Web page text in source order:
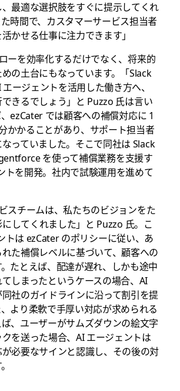
最適な選択肢をすぐに提示してくれ
時間で、カスタマーサービス担当者
かせる仕事に注力できます」
ーを効率化するだけでなく、将来的
の土台にもなっています。「Slack
ージェントを活用した働き方へ、
きるでしょう」と Puzzo 氏は言い
ezCater では顧客への補償対応に 1
かかることがあり、サポート担当者
っていました。そこで同社は Slack
を使って補償業務を支援す
トを開発。社内で試験運用を進めて
ビスチームは、私たちのビジョンをた
してくれました」と Puzzo 氏。こ
トは ezCater のポリシーに従い、あ
た補償レベルに基づいて、顧客への
たとえば、配達が遅れ、しかも途中
しまったというケースの場合、AI
社のガイドラインに沿って割引を提
より柔軟で手厚い対応が求められる
、ユーザーがサムズダウンの絵文字
を送った場合、AI エージェントは
必要なサインと認識し、その後の対